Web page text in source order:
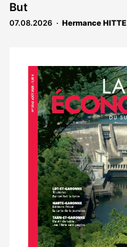
But
07.08.2026 Hermance HITTE
Notre
dernier
magazine